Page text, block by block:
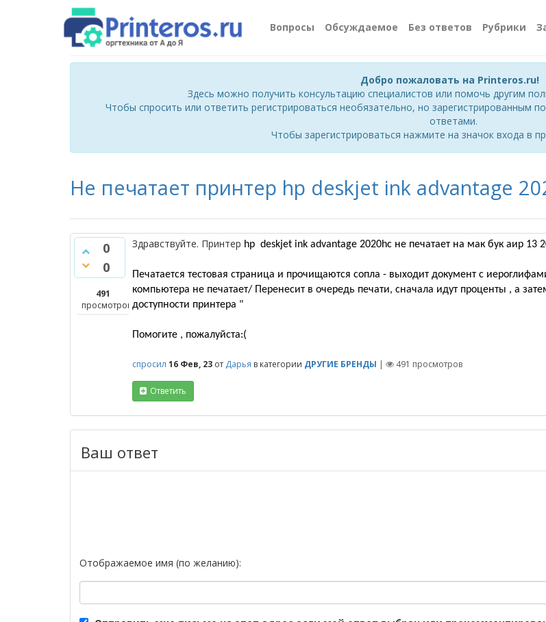
Вопросы Обсуждаемое Без ответов Рубрики
Добро пожаловать на Printeros.ru!
Здесь можно получить консультацию специалистов или помочь другим
Чтобы спросить или ответить регистрироваться необязательно, но зарегистрированным
ответами.
Чтобы зарегистрироваться нажмите на значок входа в
Не печатает принтер hp deskjet ink advantage
0
0
491
просмотров
Здравствуйте. Принтер hp deskjet ink advantage 2020hc не печатает на мак бук аир 13
Печатается тестовая страница и прочищаются сопла - выходит документ с
компьютера не печатает/ Перенесит в очередь печати, сначала идут проценты , а
доступности принтера "
Помогите , пожалуйста:(
спросил 16 Фев, 23 от Дарья в категории ДРУГИЕ БРЕНДЫ | 491 просмотров
Ответить
Ваш ответ
Отображаемое имя (по желанию):